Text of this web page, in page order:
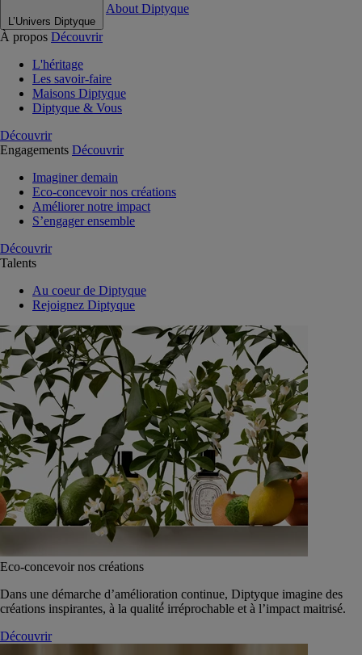
L’Univers Diptyque
About Diptyque
À propos Découvrir
L'héritage
Les savoir-faire
Maisons Diptyque
Diptyque & Vous
Découvrir
Engagements Découvrir
Imaginer demain
Eco-concevoir nos créations
Améliorer notre impact
S’engager ensemble
Découvrir
Talents
Au coeur de Diptyque
Rejoignez Diptyque
Eco-concevoir nos créations
Dans une démarche d’amélioration continue, Diptyque imagine des
créations inspirantes, à la qualité́ irréprochable et à l’impact maitrisé.
Découvrir